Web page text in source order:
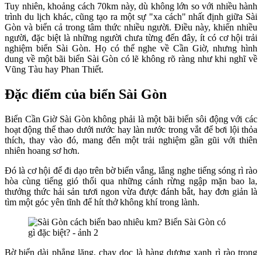
Tuy nhiên, khoảng cách 70km này, dù không lớn so với nhiều hành
trình du lịch khác, cũng tạo ra một sự "xa cách" nhất định giữa Sài
Gòn và biển cả trong tâm thức nhiều người. Điều này, khiến nhiều
người, đặc biệt là những người chưa từng đến đây, ít có cơ hội trải
nghiệm biển Sài Gòn. Họ có thể nghe về Cần Giờ, nhưng hình
dung về một bãi biển Sài Gòn có lẽ không rõ ràng như khi nghĩ về
Vũng Tàu hay Phan Thiết.
Đặc điểm của biển Sài Gòn
Biển Cần Giờ Sài Gòn không phải là một bãi biển sôi động với các
hoạt động thể thao dưới nước hay làn nước trong vắt để bơi lội thỏa
thích, thay vào đó, mang đến một trải nghiệm gần gũi với thiên
nhiên hoang sơ hơn.
Đó là cơ hội để đi dạo trên bờ biển vắng, lắng nghe tiếng sóng rì rào
hòa cùng tiếng gió thổi qua những cánh rừng ngập mặn bao la,
thưởng thức hải sản tươi ngon vừa được đánh bắt, hay đơn giản là
tìm một góc yên tĩnh để hít thở không khí trong lành.
Bờ biển dài phẳng lặng, chạy dọc là hàng dương xanh rì rào trong